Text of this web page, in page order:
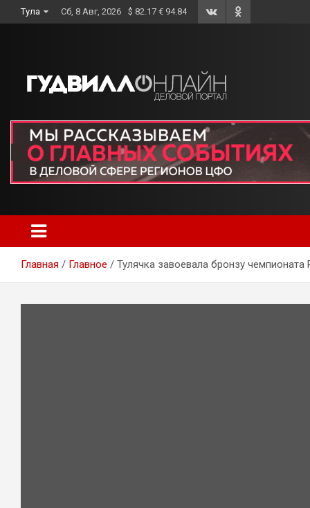
to
Тула Сб, 8 Авг, 2026 $ 82.17 € 94.84
Главная Главное Тулячка завоевала бронзу